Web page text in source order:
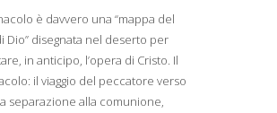
è davvero una “mappa del
Dio” disegnata nel deserto per
in anticipo, l’opera di Cristo. Il
il viaggio del peccatore verso
separazione alla comunione,